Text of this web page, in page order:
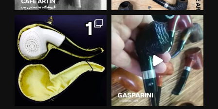
خاص ترین متریال ها برای ساخت پیپ